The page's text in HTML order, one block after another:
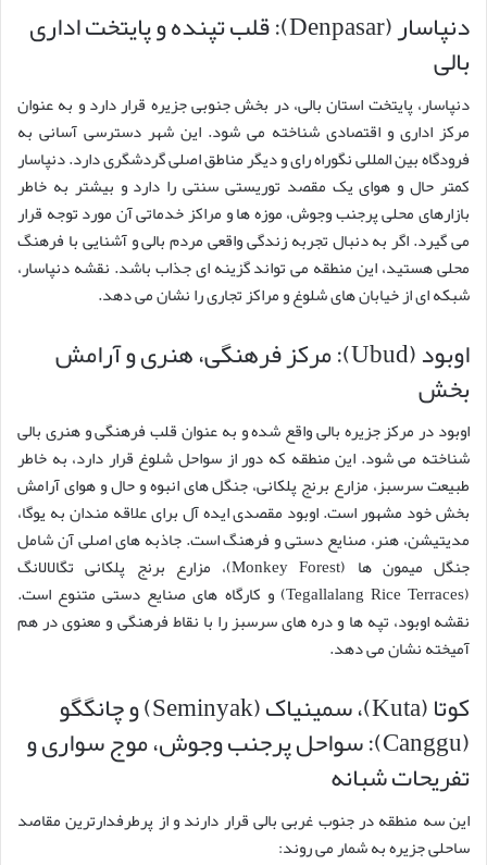
دنپاسار (Denpasar): قلب تپنده و پایتخت اداری
بالی
دنپاسار، پایتخت استان بالی، در بخش جنوبی جزیره قرار دارد و به عنوان
مرکز اداری و اقتصادی شناخته می شود. این شهر دسترسی آسانی به
فرودگاه بین المللی نگوراه رای و دیگر مناطق اصلی گردشگری دارد. دنپاسار
کمتر حال و هوای یک مقصد توریستی سنتی را دارد و بیشتر به خاطر
بازارهای محلی پرجنب وجوش، موزه ها و مراکز خدماتی آن مورد توجه قرار
می گیرد. اگر به دنبال تجربه زندگی واقعی مردم بالی و آشنایی با فرهنگ
محلی هستید، این منطقه می تواند گزینه ای جذاب باشد. نقشه دنپاسار،
شبکه ای از خیابان های شلوغ و مراکز تجاری را نشان می دهد.
اوبود (Ubud): مرکز فرهنگی، هنری و آرامش
بخش
اوبود در مرکز جزیره بالی واقع شده و به عنوان قلب فرهنگی و هنری بالی
شناخته می شود. این منطقه که دور از سواحل شلوغ قرار دارد، به خاطر
طبیعت سرسبز، مزارع برنج پلکانی، جنگل های انبوه و حال و هوای آرامش
بخش خود مشهور است. اوبود مقصدی ایده آل برای علاقه مندان به یوگا،
مدیتیشن، هنر، صنایع دستی و فرهنگ است. جاذبه های اصلی آن شامل
جنگل میمون ها (Monkey Forest)، مزارع برنج پلکانی تگالالانگ
(Tegallalang Rice Terraces) و کارگاه های صنایع دستی متنوع است.
نقشه اوبود، تپه ها و دره های سرسبز را با نقاط فرهنگی و معنوی در هم
آمیخته نشان می دهد.
کوتا (Kuta)، سمینیاک (Seminyak) و چانگگو
(Canggu): سواحل پرجنب وجوش، موج سواری و
تفریحات شبانه
این سه منطقه در جنوب غربی بالی قرار دارند و از پرطرفدارترین مقاصد
ساحلی جزیره به شمار می روند: